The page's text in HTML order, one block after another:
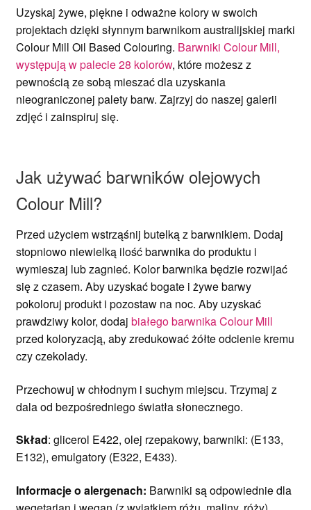
Uzyskaj żywe, piękne i odważne kolory w swoich
projektach dzięki słynnym barwnikom australijskiej marki
Colour Mill Oil Based Colouring. Barwniki Colour Mill,
występują w palecie 28 kolorów, które możesz z
pewnością ze sobą mieszać dla uzyskania
nieograniczonej palety barw. Zajrzyj do naszej galerii
zdjęć i zainspiruj się.
Jak używać barwników olejowych
Colour Mill?
Przed użyciem wstrząśnij butelką z barwnikiem. Dodaj
stopniowo niewielką ilość barwnika do produktu i
wymieszaj lub zagnieć. Kolor barwnika będzie rozwijać
się z czasem. Aby uzyskać bogate i żywe barwy
pokoloruj produkt i pozostaw na noc. Aby uzyskać
prawdziwy kolor, dodaj białego barwnika Colour Mill
przed koloryzacją, aby zredukować żółte odcienie kremu
czy czekolady.
Przechowuj w chłodnym i suchym miejscu. Trzymaj z
dala od bezpośredniego światła słonecznego.
Skład: glicerol E422, olej rzepakowy, barwniki: (E133,
E132), emulgatory (E322, E433).
Informacje o alergenach: Barwniki są odpowiednie dla